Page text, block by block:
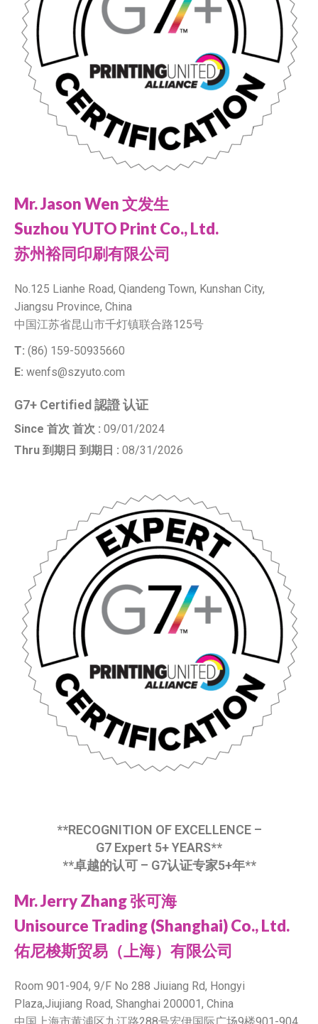
Mr. Jason Wen 文发生
Suzhou YUTO Print Co., Ltd.
苏州裕同印刷有限公司
No.125 Lianhe Road, Qiandeng Town, Kunshan City,
Jiangsu Province, China
中国江苏省昆山市千灯镇联合路125号
T: (86) 159-50935660
E: wenfs@szyuto.com
G7+ Certified 認證 认证
Since 首次 首次 : 09/01/2024
Thru 到期日 到期日 : 08/31/2026
**RECOGNITION OF EXCELLENCE –
G7 Expert 5+ YEARS**
**卓越的认可 – G7认证专家5+年**
Mr. Jerry Zhang 张可海
Unisource Trading (Shanghai) Co., Ltd.
佑尼梭斯贸易（上海）有限公司
Room 901-904, 9/F No 288 Jiuiang Rd, Hongyi
Plaza,Jiujiang Road, Shanghai 200001, China